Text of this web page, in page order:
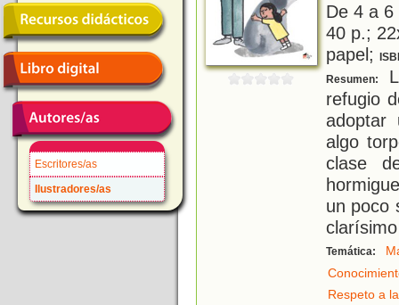
Escritores/as
Ilustradores/as
De 4 a
40 p.;
papel;
Resumen:
refugio
adoptar
algo
clase
un poco
Temática:
Respeto a